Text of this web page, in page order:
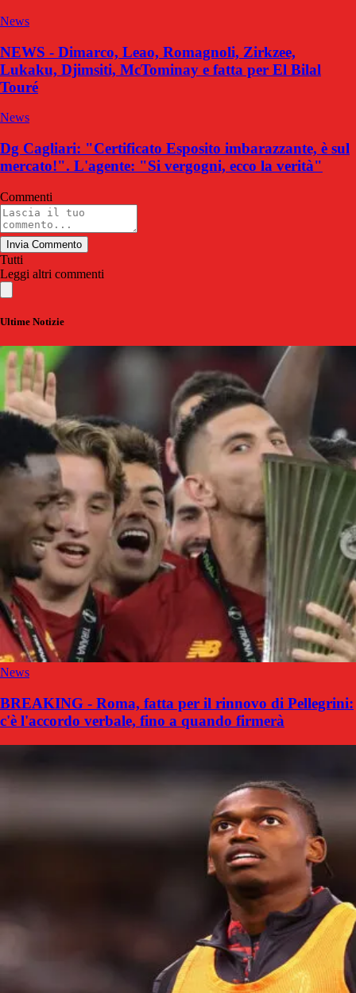
News
NEWS - Dimarco, Leao, Romagnoli, Zirkzee,
Lukaku, Djimsiti, McTominay e fatta per El Bilal
Touré
News
Dg Cagliari: "Certificato Esposito imbarazzante, è sul
mercato!". L'agente: "Si vergogni, ecco la verità"
Commenti
Invia Commento
Tutti
Leggi altri commenti
Ultime Notizie
News
BREAKING - Roma, fatta per il rinnovo di Pellegrini:
c'è l'accordo verbale, fino a quando firmerà